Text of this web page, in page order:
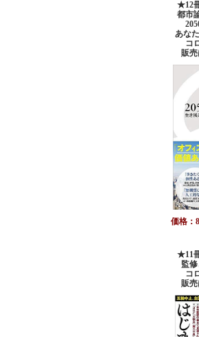
★12
都市
あな
コ
販売
価格：
★11
監修
コ
販